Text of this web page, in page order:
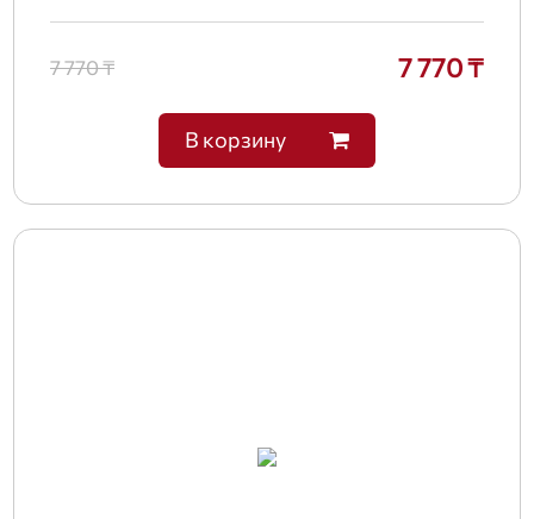
7 770 ₸ 7 770 ₸
В корзину